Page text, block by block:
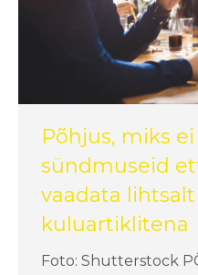
Põhjus, miks
sündmuseid
vaadata
kuluartiklitena
Foto: Shutterstock